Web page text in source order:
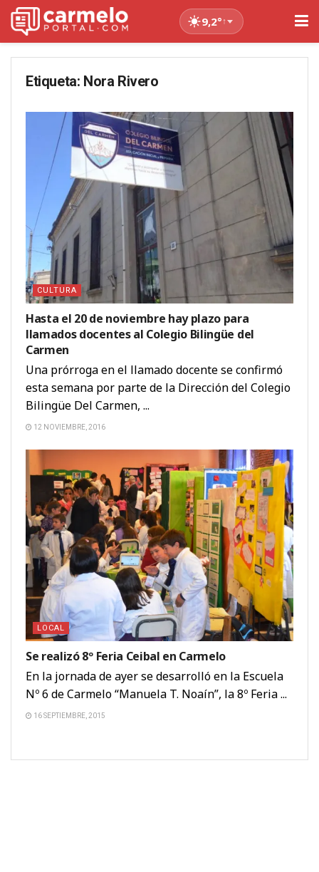
9,2°↑
Etiqueta: Nora Rivero
CULTURA
Hasta el 20 de noviembre hay plazo para
llamados docentes al Colegio Bilingüe del
Carmen
Una prórroga en el llamado docente se confirmó
esta semana por parte de la Dirección del Colegio
Bilingüe Del Carmen, ...
12 NOVIEMBRE, 2016
LOCAL
Se realizó 8º Feria Ceibal en Carmelo
En la jornada de ayer se desarrolló en la Escuela
Nº 6 de Carmelo “Manuela T. Noaín”, la 8º Feria ...
16 SEPTIEMBRE, 2015